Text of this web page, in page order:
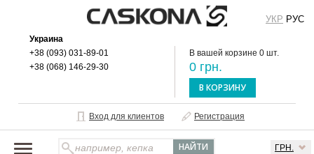
Украина
+38 (093) 031-89-01
+38 (068) 146-29-30
В вашей корзине 0 шт.
0 грн.
В КОРЗИНУ
Вход для клиентов Регистрация
ГРН.
УКР РУС